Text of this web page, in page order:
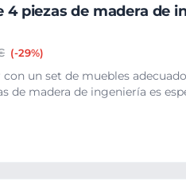
4 piezas de madera de
(-29%)
con un set de muebles
de madera de ingeniería es